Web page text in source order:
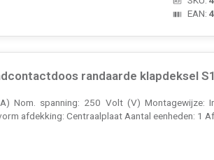
EAN:
randaarde klapdeksel
Nom. spanning: 250 Volt (V) Montagewijze:
afdekking: Centraalplaat Aantal eenheden: 1